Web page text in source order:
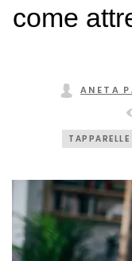
come
ANETA